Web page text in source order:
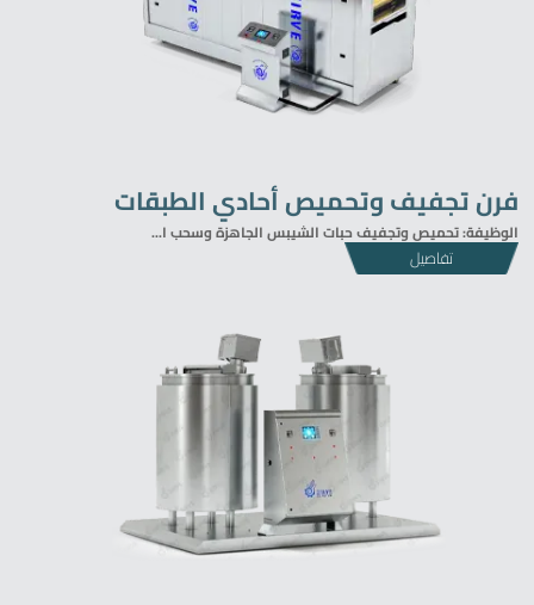
فرن تجفيف وتحميص أحادي الطبقات
الوظيفة: تحميص وتجفيف حبات الشيبس الجاهزة وسحب ا...
تفاصيل